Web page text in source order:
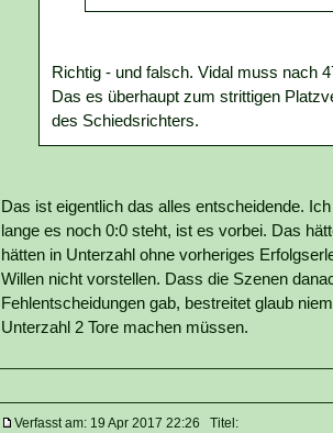
Richtig - und falsch. Vidal muss nach
Das es überhaupt zum strittigen
des Schiedsrichters.
Das ist eigentlich das alles entscheidende.
lange es noch 0:0 steht, ist es vorbei. Das
hätten in Unterzahl ohne vorheriges
Willen nicht vorstellen. Dass die Szenen
Fehlentscheidungen gab, bestreitet glaub
Unterzahl 2 Tore machen müssen.
Verfasst am: 19 Apr 2017 22:26 Titel: